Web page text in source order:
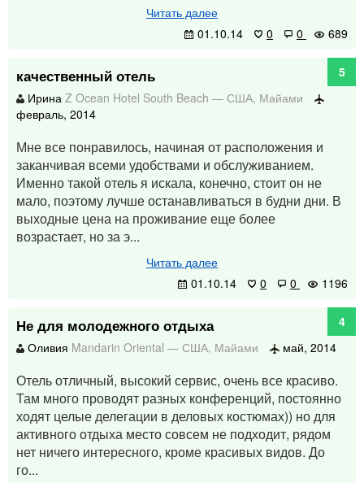
Читать далее
01.10.14
0 0 689
качественный отель
5
Ирина Z Ocean Hotel South Beach — США, Майами
февраль, 2014
Мне все понравилось, начиная от расположения и
заканчивая всеми удобствами и обслуживанием.
Именно такой отель я искала, конечно, стоит он не
мало, поэтому лучше останавливаться в будни дни. В
выходные цена на проживание еще более
возрастает, но за э...
Читать далее
01.10.14
0 0 1196
Не для молодежного отдыха
4
Оливия Mandarin Oriental — США, Майами май, 2014
Отель отличный, высокий сервис, очень все красиво.
Там много проводят разных конференций, постоянно
ходят целые делегации в деловых костюмах)) но для
активного отдыха место совсем не подходит, рядом
нет ничего интересного, кроме красивых видов. До
го...